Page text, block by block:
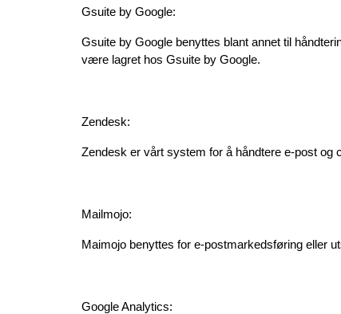
Gsuite by Google:
Gsuite by Google benyttes blant annet til
være lagret hos Gsuite by Google.
Zendesk:
Zendesk er vårt system for å håndtere e-post og
Mailmojo:
Maimojo benyttes for e-postmarkedsføring eller
Google Analytics: